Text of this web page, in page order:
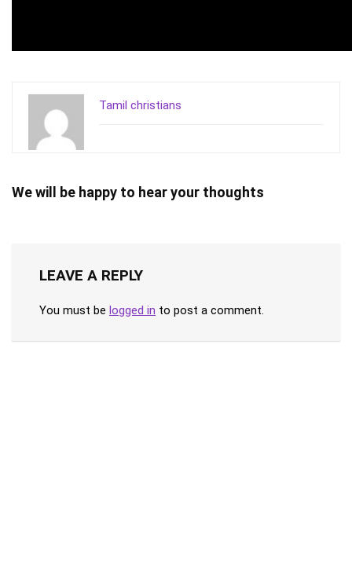
Tamil christians
We will be happy to hear your thoughts
LEAVE A REPLY
You must be logged in to post a comment.